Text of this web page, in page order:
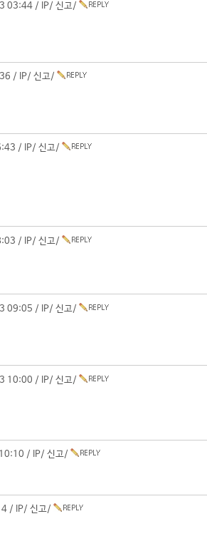
03:44 / IP/ 신고/
/ IP/ 신고/
/ IP/ 신고/
/ IP/ 신고/
09:05 / IP/ 신고/
10:00 / IP/ 신고/
/ IP/ 신고/
/ IP/ 신고/